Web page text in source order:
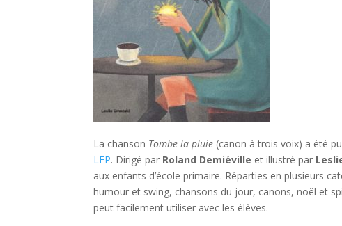
La chanson Tombe la pluie (canon à trois voix) a été
LEP. Dirigé par Roland Demiéville et illustré par
aux enfants d’école primaire. Réparties en plusieurs
humour et swing, chansons du jour, canons, noël et
peut facilement utiliser avec les élèves.